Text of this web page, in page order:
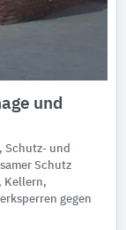
und
Schutz- und
Schutz
Kellern,
gegen